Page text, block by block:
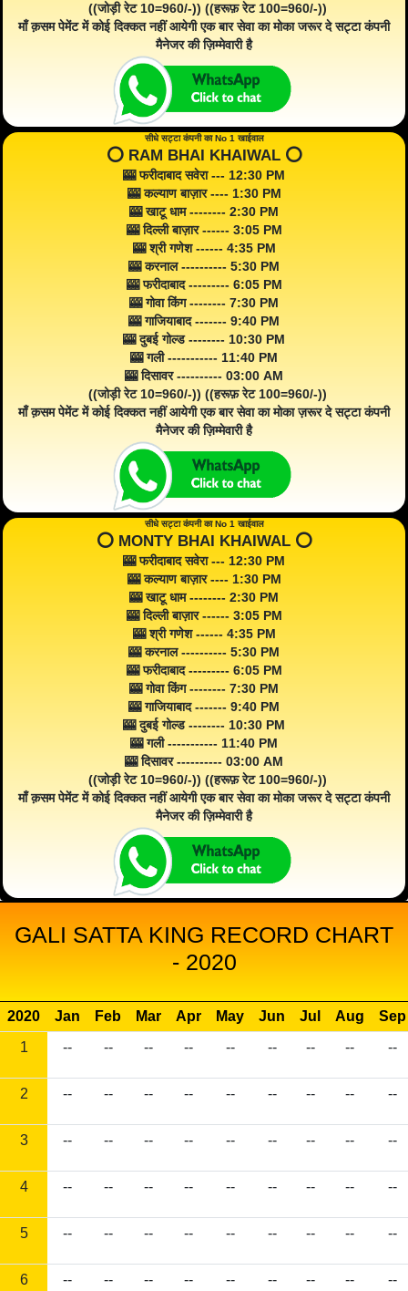
((जोड़ी रेट 10=960/-)) ((हरूफ़ रेट 100=960/-))
माँ क़सम पेमेंट में कोई दिक्कत नहीं आयेगी एक बार सेवा का मोका जरूर दे सट्टा कंपनी
मैनेजर की ज़िम्मेवारी है
सीधे सट्टा कंपनी का No 1 खाईवाल
⭕️ RAM BHAI KHAIWAL ⭕️
🎰 फरीदाबाद सवेरा --- 12:30 PM
🎰 कल्याण बाज़ार ---- 1:30 PM
🎰 खाटू धाम -------- 2:30 PM
🎰 दिल्ली बाज़ार ------ 3:05 PM
🎰 श्री गणेश ------ 4:35 PM
🎰 करनाल ---------- 5:30 PM
🎰 फरीदाबाद --------- 6:05 PM
🎰 गोवा किंग -------- 7:30 PM
🎰 गाजियाबाद ------- 9:40 PM
🎰 दुबई गोल्ड -------- 10:30 PM
🎰 गली ----------- 11:40 PM
🎰 दिसावर ---------- 03:00 AM
((जोड़ी रेट 10=960/-)) ((हरूफ़ रेट 100=960/-))
माँ क़सम पेमेंट में कोई दिक्कत नहीं आयेगी एक बार सेवा का मोका ज़रूर दे सट्टा कंपनी
मैनेजर की ज़िम्मेवारी है
सीधे सट्टा कंपनी का No 1 खाईवाल
⭕️ MONTY BHAI KHAIWAL ⭕️
🎰 फरीदाबाद सवेरा --- 12:30 PM
🎰 कल्याण बाज़ार ---- 1:30 PM
🎰 खाटू धाम -------- 2:30 PM
🎰 दिल्ली बाज़ार ------ 3:05 PM
🎰 श्री गणेश ------ 4:35 PM
🎰 करनाल ---------- 5:30 PM
🎰 फरीदाबाद --------- 6:05 PM
🎰 गोवा किंग -------- 7:30 PM
🎰 गाजियाबाद ------- 9:40 PM
🎰 दुबई गोल्ड -------- 10:30 PM
🎰 गली ----------- 11:40 PM
🎰 दिसावर ---------- 03:00 AM
((जोड़ी रेट 10=960/-)) ((हरूफ़ रेट 100=960/-))
माँ क़सम पेमेंट में कोई दिक्कत नहीं आयेगी एक बार सेवा का मोका जरूर दे सट्टा कंपनी
मैनेजर की ज़िम्मेवारी है
GALI SATTA KING RECORD CHART
- 2020
2020 Jan Feb Mar Apr May Jun Jul Aug
Sep
1
-- -- -- -- -- -- -- -- --
2 -- -- -- -- -- -- -- -- --
3 -- -- -- -- -- -- -- -- --
4 -- -- -- -- -- -- -- -- --
5 -- -- -- -- -- -- -- -- --
6 -- -- -- -- -- -- -- -- --